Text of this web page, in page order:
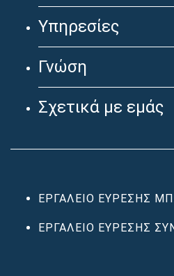
Υπηρεσίες
Γνώση
Σχετικά με εμάς
ΕΡΓΑΛΕΊΟ ΕΎΡΕΣΗΣ
ΕΡΓΑΛΕΊΟ ΕΎΡΕΣΗΣ